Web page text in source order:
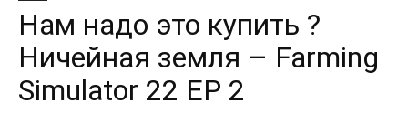
Simulator
Нам надо это купить ?
Ничейная земля – Farming
Simulator 22 EP 2